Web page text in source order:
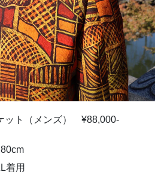
ット（メンズ） ¥88,000-
着用